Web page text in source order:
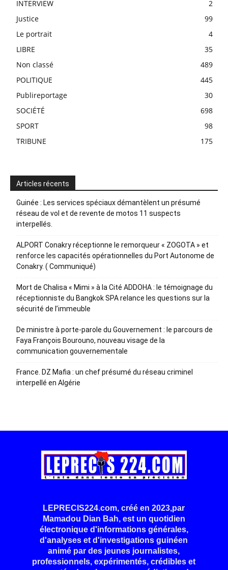
INTERVIEW
2
Justice
99
Le portrait
4
LIBRE
35
Non classé
489
POLITIQUE
445
Publireportage
30
SOCIÉTÉ
698
SPORT
98
TRIBUNE
175
Articles récents
Guinée : Les services spéciaux démantèlent un présumé
réseau de vol et de revente de motos 11 suspects
interpellés.
ALPORT Conakry réceptionne le remorqueur « ZOGOTA » et
renforce les capacités opérationnelles du Port Autonome de
Conakry. ( Communiqué)
Mort de Chalisa « Mimi » à la Cité ADDOHA : le témoignage du
réceptionniste du Bangkok SPA relance les questions sur la
sécurité de l’immeuble
De ministre à porte-parole du Gouvernement : le parcours de
Faya François Bourouno, nouveau visage de la
communication gouvernementale
France. DZ Mafia : un chef présumé du réseau criminel
interpellé en Algérie
LEPRECIS224.com, créé en 2023,par
Mamadou Dian Bah, est un quotidien
électronique d'informations générales,
d'analyses et d'investigations guinéen
animé par des jeunes journalistes,
professionnels, expérimentés, crédibles et